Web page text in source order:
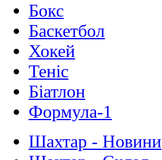
Бокс
Баскетбол
Хокей
Теніс
Біатлон
Формула-1
Шахтар - Новини